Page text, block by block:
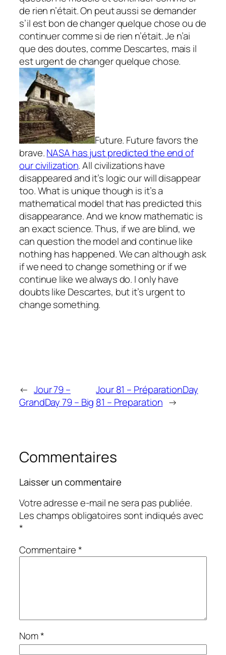
de rien n’était. On peut aussi se demander
s’il est bon de changer quelque chose ou de
continuer comme si de rien n’était. Je n’ai
que des doutes, comme Descartes, mais il
est urgent de changer quelque chose.
Future. Future favors the
brave.NASA has just predicted the end of
our civilization. All civilizations have
disappeared and it’s logic our will disappear
too. What is unique though is it’s a
mathematical model that has predicted this
disappearance. And we know mathematic is
an exact science. Thus, if we are blind, we
can question the model and continue like
nothing has happened. We can although ask
if we need to change something or if we
continue like we always do. I only have
doubts like Descartes, but it’s urgent to
change something.
← Jour 79 –
GrandDay 79 – Big
Jour 81 – PréparationDay
81 – Preparation →
Commentaires
Laisser un commentaire
Votre adresse e-mail ne sera pas publiée.
Les champs obligatoires sont indiqués avec
*
Commentaire*
Nom*